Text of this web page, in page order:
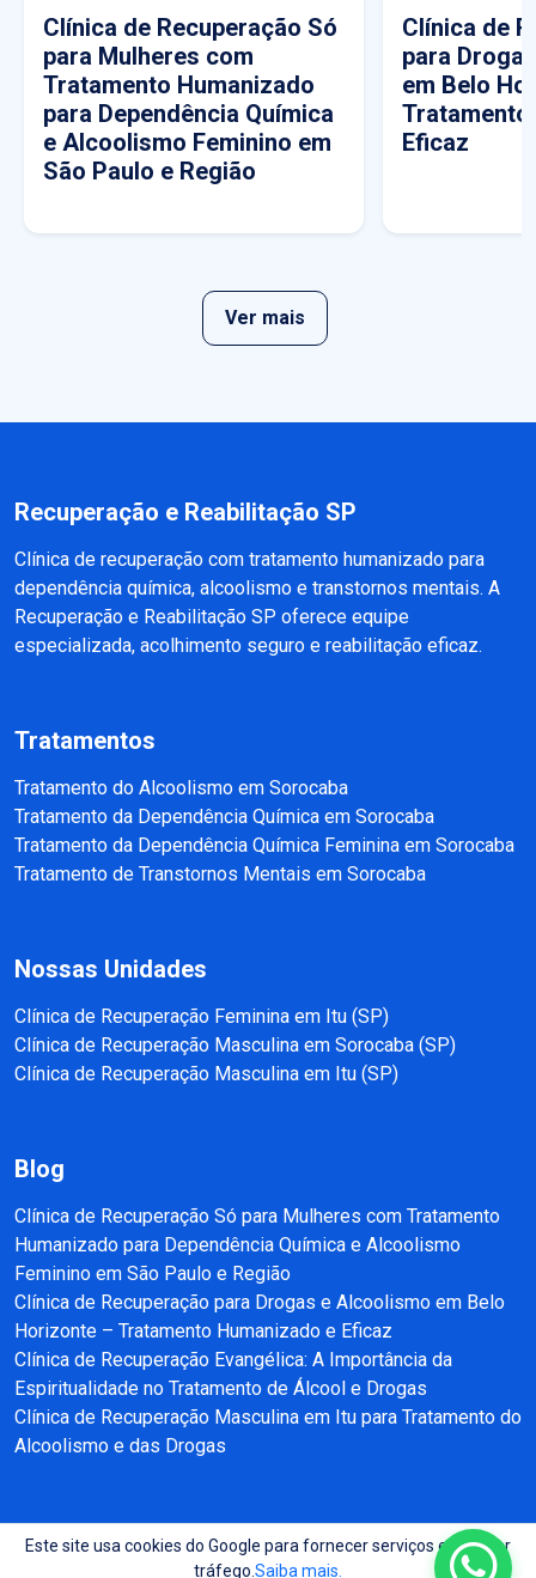
Clínica de Recuperação Só
para Mulheres com
Tratamento Humanizado
para Dependência Química
e Alcoolismo Feminino em
São Paulo e Região
Clínica de
para
em Belo
Tratamento
Eficaz
Ver mais
Recuperação e Reabilitação SP
Clínica de recuperação com tratamento humanizado para
dependência química, alcoolismo e transtornos mentais. A
Recuperação e Reabilitação SP oferece equipe
especializada, acolhimento seguro e reabilitação eficaz.
Tratamentos
Tratamento do Alcoolismo em Sorocaba
Tratamento da Dependência Química em Sorocaba
Tratamento da Dependência Química Feminina em Sorocaba
Tratamento de Transtornos Mentais em Sorocaba
Nossas Unidades
Clínica de Recuperação Feminina em Itu (SP)
Clínica de Recuperação Masculina em Sorocaba (SP)
Clínica de Recuperação Masculina em Itu (SP)
Blog
Clínica de Recuperação Só para Mulheres com Tratamento
Humanizado para Dependência Química e Alcoolismo
Feminino em São Paulo e Região
Clínica de Recuperação para Drogas e Alcoolismo em Belo
Horizonte – Tratamento Humanizado e Eficaz
Clínica de Recuperação Evangélica: A Importância da
Espiritualidade no Tratamento de Álcool e Drogas
Clínica de Recuperação Masculina em Itu para Tratamento do
Alcoolismo e das Drogas
Copyright © 2025 - 2026 Recuperação e Reabilitação SP Todos direitos
Este site usa cookies do Google para fornecer serviços e analisar
tráfego. Saiba mais.